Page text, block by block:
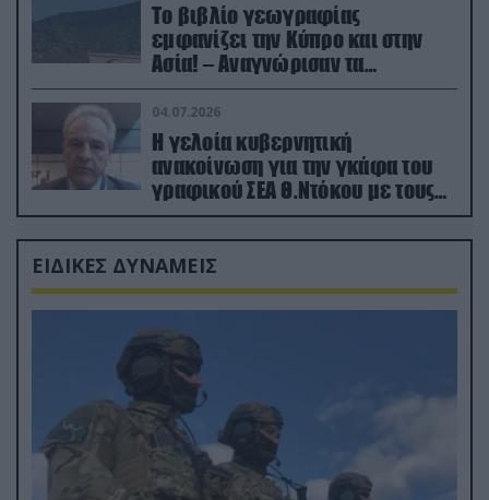
Το βιβλίο γεωγραφίας
εμφανίζει την Κύπρο και στην
Ασία! – Αναγνώρισαν τα
κατεχόμενα; (φωτο)
04.07.2026
Η γελοία κυβερνητική
ανακοίνωση για την γκάφα του
γραφικού ΣΕΑ Θ.Ντόκου με τους
Ρώσους φαρσέρ
ΕΙΔΙΚΕΣ ΔΥΝΑΜΕΙΣ